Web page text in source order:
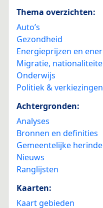
Thema overzichten:
Auto’s
Gezondheid
Energieprijzen en
Migratie,
Onderwijs
Politiek & verkiezingen
Achtergronden:
Analyses
Bronnen en definities
Gemeentelijke
Nieuws
Ranglijsten
Kaarten:
Kaart gebieden